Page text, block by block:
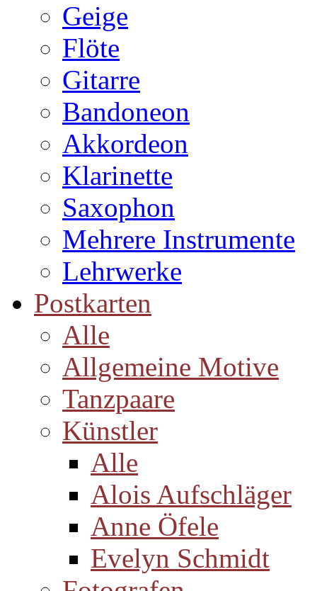
Geige
Flöte
Gitarre
Bandoneon
Akkordeon
Klarinette
Saxophon
Mehrere Instrumente
Lehrwerke
Postkarten
Alle
Allgemeine Motive
Tanzpaare
Künstler
Alle
Alois Aufschläger
Anne Öfele
Evelyn Schmidt